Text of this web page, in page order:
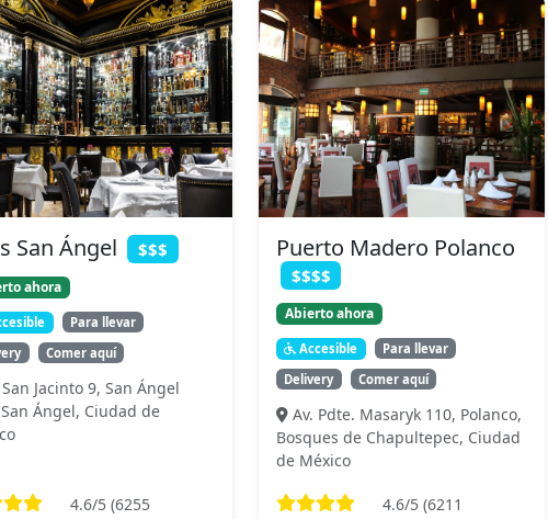
San Ángel $$$
ahora
Para llevar
Comer aquí
Jacinto 9, San Ángel
Ángel, Ciudad de
4.6/5 (6255
Puerto Madero Polanco
$$$$
Abierto ahora
Accesible
Para llevar
Delivery
Comer aquí
Av. Pdte. Masaryk 110, Polanco,
Bosques de Chapultepec, Ciudad
de México
4.6/5 (6211